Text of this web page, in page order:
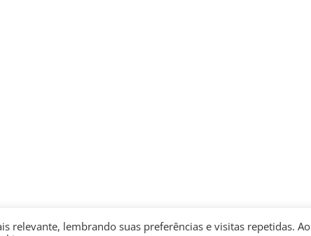
relevante, lembrando suas preferências e visitas repetidas. Ao